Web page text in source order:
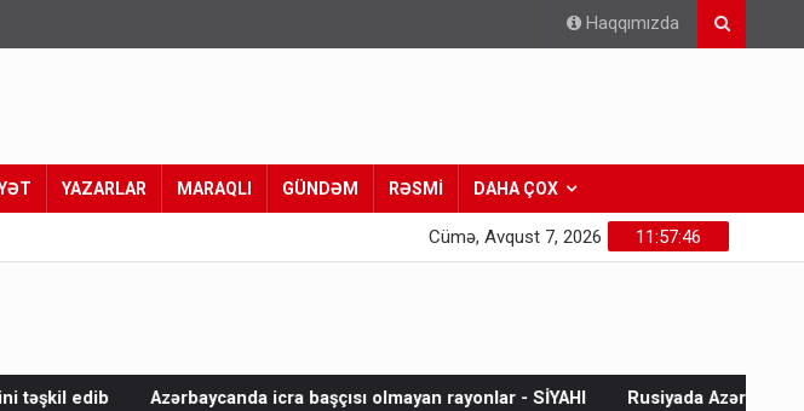
Haqqımızda
YAZARLAR MARAQLI GÜNDƏM RƏSMİ DAHA ÇOX
11:57:48
Cümə, Avqust 7, 2026
icra başçısı olmayan rayonlar - SİYAHI Rusiyada Azərbaycan əsilli MMA